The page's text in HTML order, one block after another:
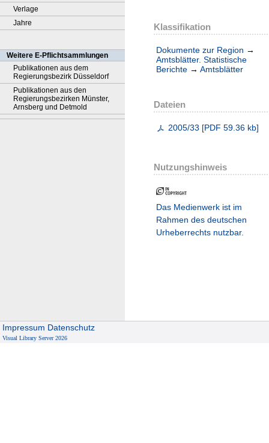
Verlage
Jahre
Weitere E-Pflichtsammlungen
Publikationen aus dem
Regierungsbezirk Düsseldorf
Publikationen aus den
Regierungsbezirken Münster,
Arnsberg und Detmold
Klassifikation
Dokumente zur Region →
Amtsblätter. Statistische
Berichte → Amtsblätter
Dateien
2005/33 [PDF 59.36 kb]
Nutzungshinweis
Das Medienwerk ist im
Rahmen des deutschen
Urheberrechts nutzbar.
Impressum Datenschutz
Visual Library Server 2026